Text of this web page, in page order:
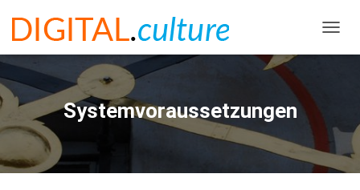
A
T
N
Systemvoraussetzungen